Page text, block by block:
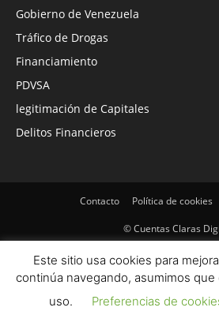
Gobierno de Venezuela
Tráfico de Drogas
Financiamiento
PDVSA
legitimación de Capitales
Delitos Financieros
Contacto Política de cookies
© Cuentas Claras
Este sitio usa cookies para
continúa navegando, asumimos
uso.
Preferencias de